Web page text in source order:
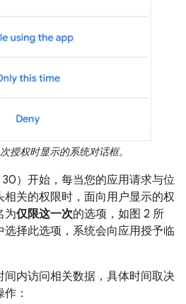
授权时显示的系统对话框。
30）开始，每当您的应用请求与位
关的权限时，面向用户显示的权
为仅限这一次的选项，如图 2 所
择此选项，系统会向应用授予临
内访问相关数据，具体时间取决
：